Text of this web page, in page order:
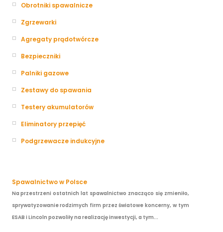
Obrotniki spawalnicze
Zgrzewarki
Agregaty prądotwórcze
Bezpieczniki
Palniki gazowe
Zestawy do spawania
Testery akumulatorów
Eliminatory przepięć
Podgrzewacze indukcyjne
Spawalnictwo w Polsce
Na przestrzeni ostatnich lat spawalnictwo znacząco się zmieniło,
sprywatyzowanie rodzimych firm przez światowe koncerny, w tym
ESAB i Lincoln pozwoliły na realizację inwestycji, a tym...